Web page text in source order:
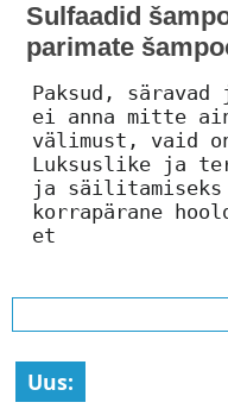
Sulfaadid
parimate
Paksud,
ei anna mitte
välimust, vaid
Luksuslike ja
ja
korrapärane
et
Uus: